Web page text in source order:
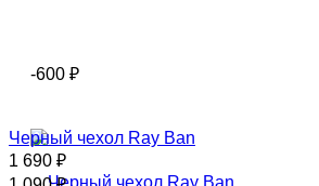
-600 ₽
Черный чехол Ray Ban
1 690 ₽